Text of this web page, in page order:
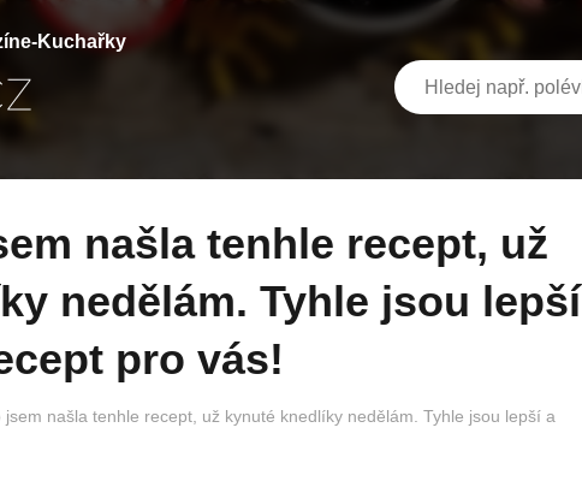
e-Kuchařky
nedělám. Tyhle jsou lepší
pro vás!
jsem našla tenhle recept, už kynuté knedlíky nedělám. Tyhle jsou lepší a